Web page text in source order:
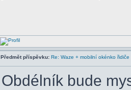
Předmět příspěvku: Re: Waze + mobilní okénko řidiče
Obdélník bude